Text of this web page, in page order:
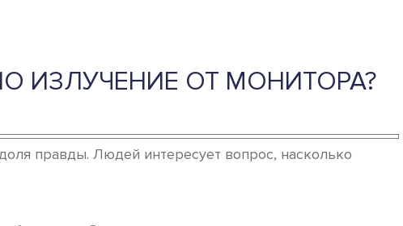
ИЗЛУЧЕНИЕ ОТ МОНИТОРА?
правды. Людей интересует вопрос, насколько